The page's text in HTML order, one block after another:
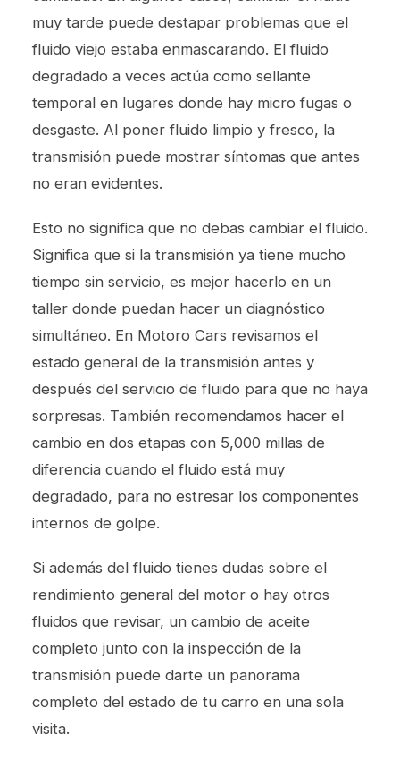
muy tarde puede destapar problemas que el
fluido viejo estaba enmascarando. El fluido
degradado a veces actúa como sellante
temporal en lugares donde hay micro fugas o
desgaste. Al poner fluido limpio y fresco, la
transmisión puede mostrar síntomas que antes
no eran evidentes.
Esto no significa que no debas cambiar el fluido.
Significa que si la transmisión ya tiene mucho
tiempo sin servicio, es mejor hacerlo en un
taller donde puedan hacer un diagnóstico
simultáneo. En Motoro Cars revisamos el
estado general de la transmisión antes y
después del servicio de fluido para que no haya
sorpresas. También recomendamos hacer el
cambio en dos etapas con 5,000 millas de
diferencia cuando el fluido está muy
degradado, para no estresar los componentes
internos de golpe.
Si además del fluido tienes dudas sobre el
rendimiento general del motor o hay otros
fluidos que revisar, un cambio de aceite
completo junto con la inspección de la
transmisión puede darte un panorama
completo del estado de tu carro en una sola
visita.